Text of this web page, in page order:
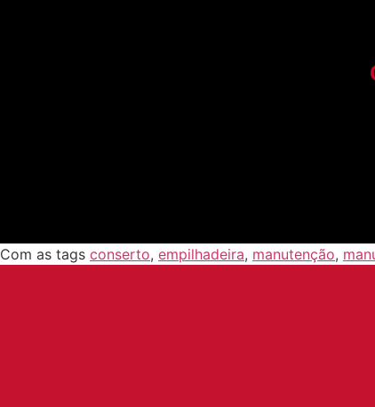
Com as tags conserto, empilhadeira, manutenção,